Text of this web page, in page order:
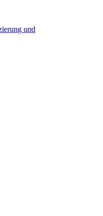
und